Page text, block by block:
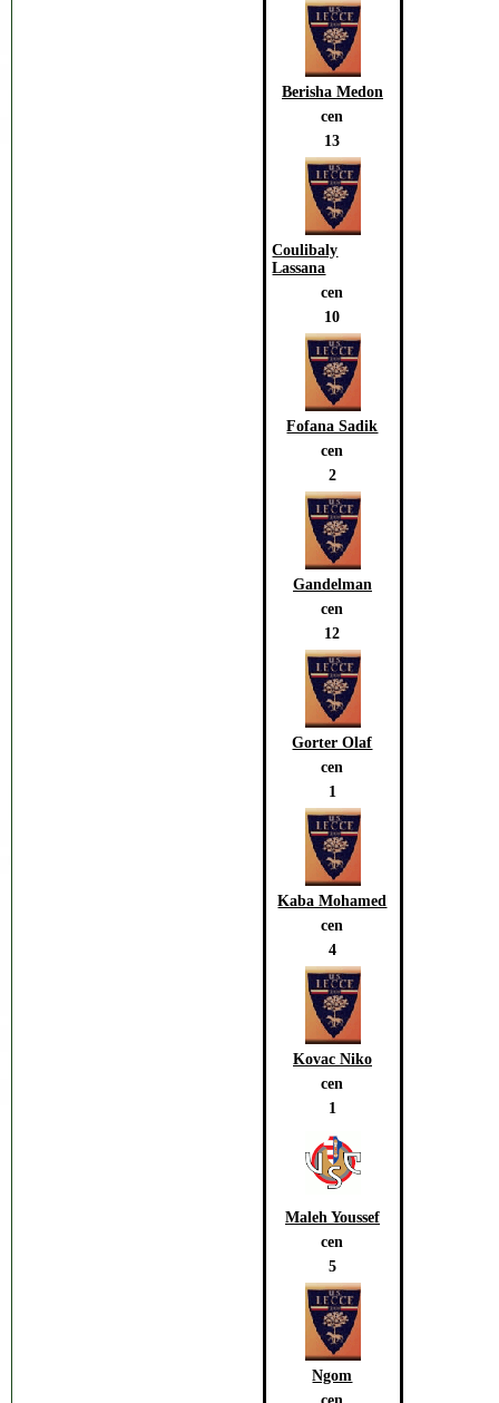
Berisha Medon
cen
13
Coulibaly
Lassana
cen
10
Fofana Sadik
cen
2
Gandelman
cen
12
Gorter Olaf
cen
1
Kaba Mohamed
cen
4
Kovac Niko
cen
1
Maleh Youssef
cen
5
Ngom